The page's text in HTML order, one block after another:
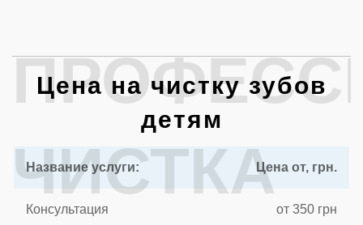
ЧИСТКА
Цена на чистку зубов
детям
Название услуги: Цена от, грн.
Консультация от 350 грн